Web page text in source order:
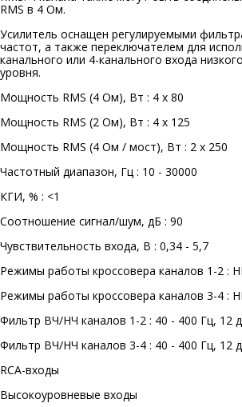
RMS в 4 Ом.
Усилитель оснащен регулируемыми
частот, а также переключателем для
канального или 4-канального входа
уровня.
Мощность RMS (4 Ом), Вт : 4 x 80
Мощность RMS (2 Ом), Вт : 4 x 125
Мощность RMS (4 Ом / мост), Вт : 2 x 250
Частотный диапазон, Гц : 10 - 30000
КГИ, % : <1
Соотношение сигнал/шум, дБ : 90
Чувствительность входа, В : 0,34 - 5,7
Режимы работы кроссовера каналов 1-2 :
Режимы работы кроссовера каналов 3-4 :
Фильтр ВЧ/НЧ каналов 1-2 : 40 - 400 Гц, 12
Фильтр ВЧ/НЧ каналов 3-4 : 40 - 400 Гц, 12
RCA-входы
Высокоуровневые входы